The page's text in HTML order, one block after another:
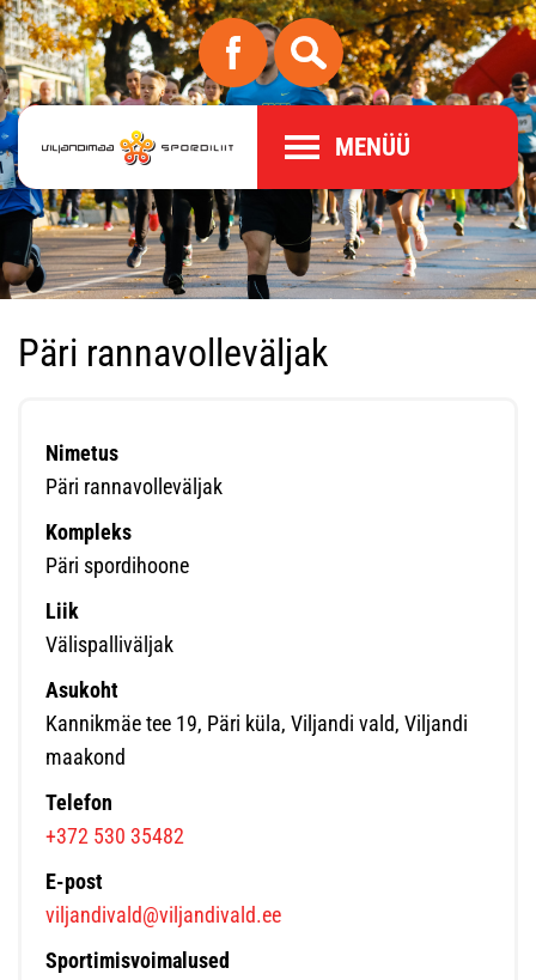
MENÜÜ
Päri rannavolleväljak
Nimetus
Päri rannavolleväljak
Kompleks
Päri spordihoone
Liik
Välispalliväljak
Asukoht
Kannikmäe tee 19, Päri küla, Viljandi vald, Viljandi
maakond
Telefon
+372 530 35482
E-post
viljandivald@viljandivald.ee
Sportimisvoimalused